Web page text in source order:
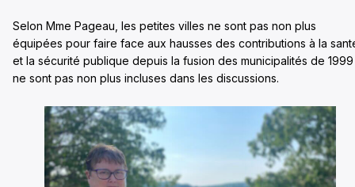
Selon Mme Pageau, les petites villes ne sont pas non plus
équipées pour faire face aux hausses des contributions à la
et la sécurité publique depuis la fusion des municipalités de
ne sont pas non plus incluses dans les discussions.